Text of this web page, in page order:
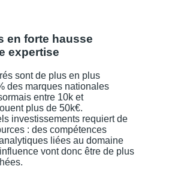
en forte hausse
expertise
sont de plus en plus
des marques nationales
entre 10k et
plus de 50k€.
investissements requiert de
: des compétences
liées au domaine
vont donc être de plus